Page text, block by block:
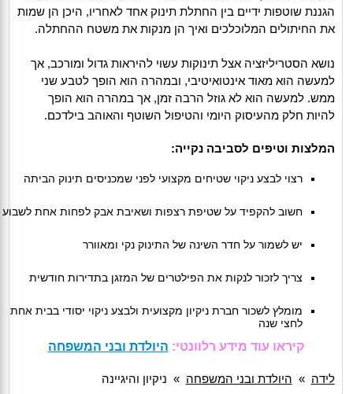
הגננת שוטפות ידיים בין החתלת תינוק אחד לאחריו, היכן הן שמות
את החיתולים המלוכלכים ואיך הן מנקות את משטח ההחתלה.
נושא הסטריליזציה אצל תינוקות עשוי להיראות גדול ומורכב, אך
למעשה הוא מאוד אינטואיטיבי, ובמהרה הוא הופך לטבע שני
ממש. למעשה הוא לא גוזל הרבה זמן, אך במהרה הוא הופך
להיות חלק מהעיסוק היומי והטיפול השוטף והאוהב בילדכם.
המלצות וטיפים לסביבה נקייה:
רצוי לבצע ניקוי שטיחים מקצועי לפני שמכניסים תינוק הביתה
חשוב להקפיד על שטיפת רצפות ושאיבת אבק לפחות אחת לשבוע
יש לשמור על חדר השינה של התינוק נקי ומאוורר
צריך לזכור לנקות את הפילטרים של המזגן בתדירות חודשית
מומלץ לשכור חברת ניקיון מקצועית ולבצע ניקוי יסודי בבית אחת
לחצי שנה
קיראו עוד מידע רלוונטי: היולדת ובני המשפחה
לידה » היולדת ובני המשפחה » ניקיון והיגיינה